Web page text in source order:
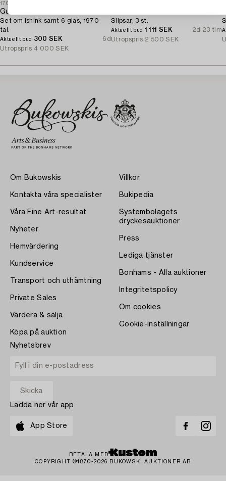
1708986
Gucci
Set om ishink samt 6 glas, 1970-
tal.
Aktuellt bud 300 SEK
6d
Utropspris 4 000 SEK
Slipsar, 3 st.
Aktuellt bud 1 111 SEK
2d 23 tim
Utropspris 2 500 SEK
Om Bukowskis
Kontakta våra specialister
Våra Fine Art-resultat
Nyheter
Hemvärdering
Kundservice
Transport och uthämtning
Private Sales
Värdera & sälja
Köpa på auktion
Villkor
Bukipedia
Systembolagets
dryckesauktioner
Press
Lediga tjänster
Bonhams - Alla auktioner
Integritetspolicy
Om cookies
Cookie-inställningar
Nyhetsbrev
Ladda ner vår app
App Store
BETALA MED
COPYRIGHT ©1870-2026 BUKOWSKI AUKTIONER AB